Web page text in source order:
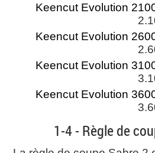
Keencut Evolution
Keencut Evolution
Keencut Evolution
Keencut Evolution
1-4 - Règle de